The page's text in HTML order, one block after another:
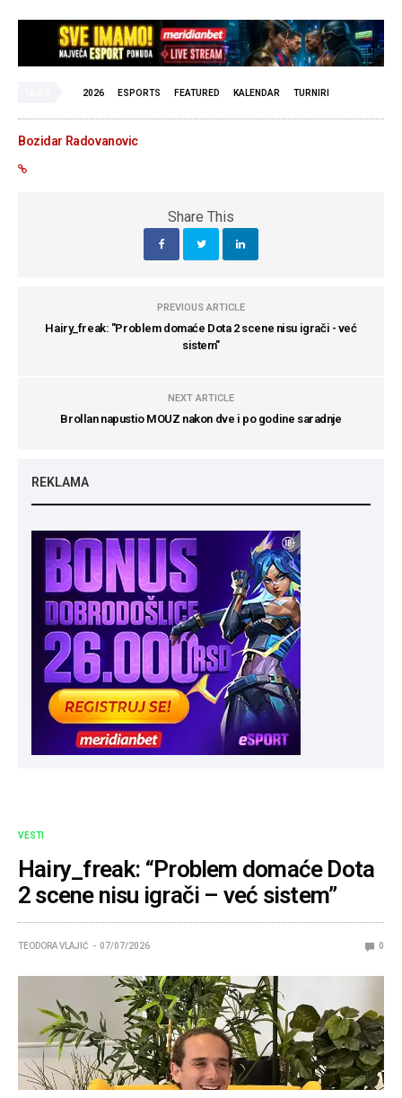
2026 ESPORTS FEATURED KALENDAR TURNIRI
Bozidar Radovanovic
Share This
PREVIOUS ARTICLE
Hairy_freak: "Problem domaće Dota 2 scene nisu igrači - već
sistem"
NEXT ARTICLE
Brollan napustio MOUZ nakon dve i po godine saradnje
REKLAMA
VESTI
Hairy_freak: “Problem domaće Dota
2 scene nisu igrači – već sistem”
TEODORA VLAJIĆ 07/07/2026 0